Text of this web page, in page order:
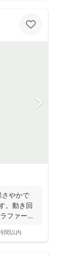
さやかで
。動き回
ファーで
間以内